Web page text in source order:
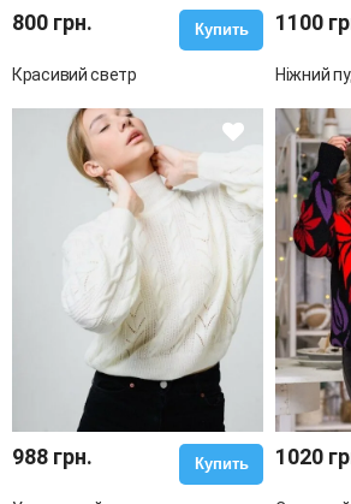
800 грн. Купить
Красивий светр
1100
Ніжний
988 грн. Купить 1020